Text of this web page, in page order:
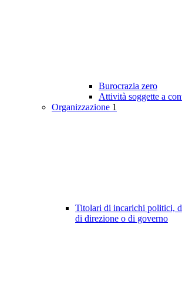
Burocrazia zero
Attività soggette a
Organizzazione 1
Titolari di incarichi politici,
di direzione o di governo